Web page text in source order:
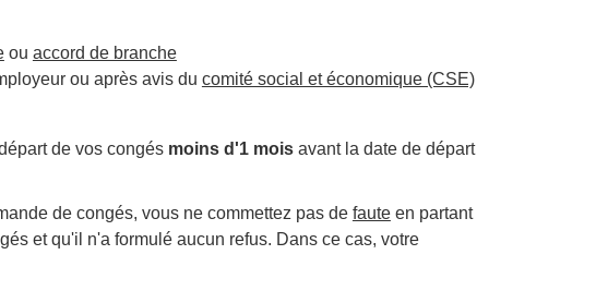
ou accord de branche
ou après avis du comité social et économique (CSE)
de vos congés moins d'1 moisavant la date de départ
de congés, vous ne commettez pas de fauteen partant
et qu'il n'a formulé aucun refus. Dans ce cas, votre